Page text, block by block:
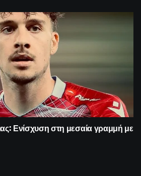
Ενίσχυση στη μεσαία γραμμή με